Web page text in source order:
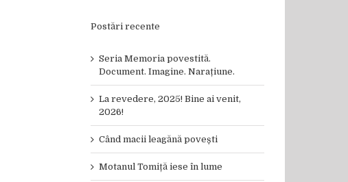
Postări recente
Seria Memoria povestită.
Document. Imagine. Narațiune.
La revedere, 2025! Bine ai venit,
2026!
Când macii leagănă povești
Motanul Tomiță iese în lume